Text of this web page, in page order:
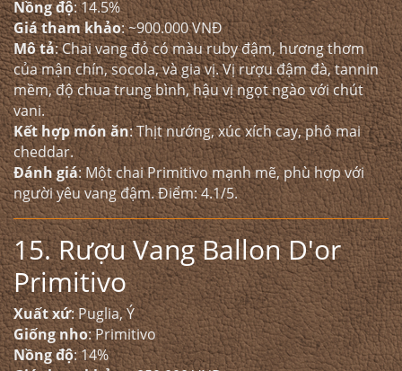
Nồng độ: 14.5%
Giá tham khảo: ~900.000 VNĐ
Mô tả: Chai vang đỏ có màu ruby đậm, hương thơm
của mận chín, socola, và gia vị. Vị rượu đậm đà, tannin
mềm, độ chua trung bình, hậu vị ngọt ngào với chút
vani.
Kết hợp món ăn: Thịt nướng, xúc xích cay, phô mai
cheddar.
Đánh giá: Một chai Primitivo mạnh mẽ, phù hợp với
người yêu vang đậm. Điểm: 4.1/5.
15. Rượu Vang Ballon D'or
Primitivo
Xuất xứ: Puglia, Ý
Giống nho: Primitivo
Nồng độ: 14%